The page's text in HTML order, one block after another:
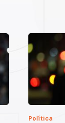
Política